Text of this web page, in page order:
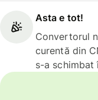
Asta e tot!
Convertorul
curentă din
s-a schimbat